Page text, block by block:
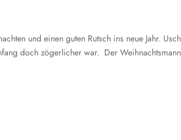
und einen guten Rutsch ins neue Jahr.
doch zögerlicher war. Der